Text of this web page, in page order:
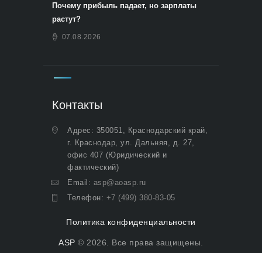
Почему прибыль падает, но зарплаты
растут?
07.08.2026
Контакты
Адрес: 350051, Краснодарский край,
г. Краснодар, ул. Дальняя, д. 27,
офис 407 (Юридический и
фактический)
Email: asp@aoasp.ru
Телефон: +7 (499) 380-83-05
Политика конфиденциальности
ASP © 2026. Все права защищены.